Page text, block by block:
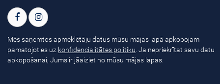
Mēs saņemtos apmeklētāju datus mūsu mājas lapā apkopojam
pamatojoties uz konfidencialitātes politiku . Ja nepriekrītat savu datu
apkopošanai, Jums ir jāaiziet no mūsu mājas lapas.